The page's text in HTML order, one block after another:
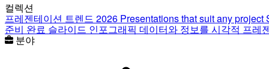
컬렉션
프레젠테이션 트렌드 2026 Presentations that suit any project
준비 완료 슬라이드 인포그래픽 데이터와 정보를 시각적 프레
분야